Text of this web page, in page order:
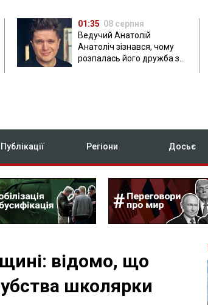
01:35 08 серпня
Ведучий Анатолій
Анатоліч зізнався, чому
розпалась його дружба з
Публікації Регіони Досьє
відомо, що
школярки